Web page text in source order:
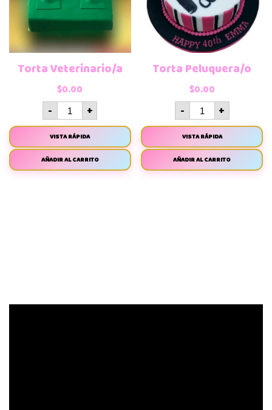
Torta Veterinario/a
$0.00
- +
VISTA RÁPIDA
AÑADIR AL CARRITO
Torta Peluquera/o
$0.00
- +
VISTA RÁPIDA
AÑADIR AL CARRITO